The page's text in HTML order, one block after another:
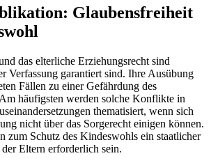
Glaubensfreiheit
das elterliche Erziehungsrecht sind
Verfassung garantiert sind. Ihre Ausübung
Fällen zu einer Gefährdung des
häufigsten werden solche Konflikte in
thematisiert, wenn sich
nicht über das Sorgerecht einigen können.
zum Schutz des Kindeswohls ein staatlicher
Eltern erforderlich sein.